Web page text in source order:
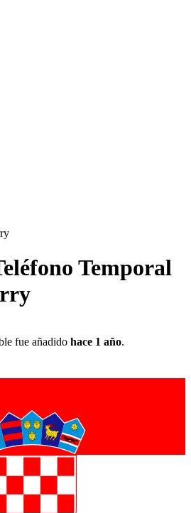
Temporal
fue añadido hace 1 año.